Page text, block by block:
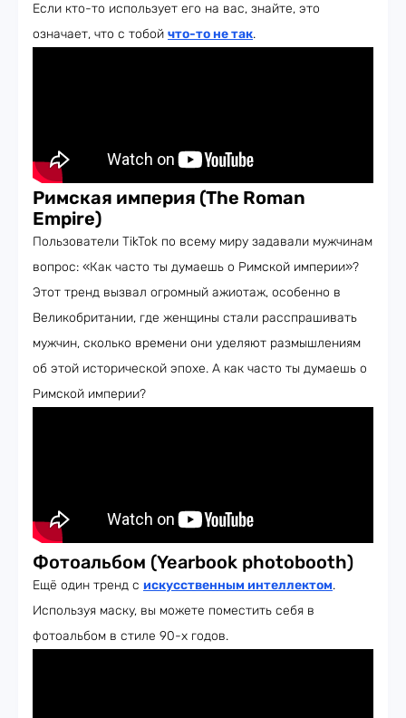
Если кто-то использует его на вас, знайте, это
означает, что с тобой что-то не так.
Римская империя (The Roman
Empire)
Пользователи TikTok по всему миру задавали мужчинам
вопрос: «Как часто ты думаешь о Римской империи»?
Этот тренд вызвал огромный ажиотаж, особенно в
Великобритании, где женщины стали расспрашивать
мужчин, сколько времени они уделяют размышлениям
об этой исторической эпохе. А как часто ты думаешь о
Римской империи?
Фотоальбом (Yearbook photobooth)
Ещё один тренд с искусственным интеллектом.
Используя маску, вы можете поместить себя в
фотоальбом в стиле 90-х годов.